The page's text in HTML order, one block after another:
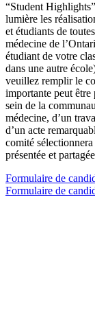
“Student
lumière les
et étudiants de
médecine de
étudiant de votre
dans une autre
veuillez remplir le
importante peut être
sein de la
médecine, d’un
d’un acte
comité
présentée et
Formulaire de
Formulaire de